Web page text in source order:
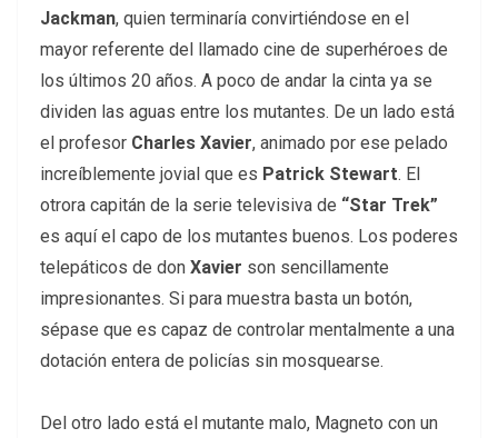
Jackman, quien terminaría convirtiéndose en el
mayor referente del llamado cine de superhéroes de
los últimos 20 años. A poco de andar la cinta ya se
dividen las aguas entre los mutantes. De un lado está
el profesor Charles Xavier, animado por ese pelado
increíblemente jovial que es Patrick Stewart. El
otrora capitán de la serie televisiva de “Star Trek”
es aquí el capo de los mutantes buenos. Los poderes
telepáticos de don Xavier son sencillamente
impresionantes. Si para muestra basta un botón,
sépase que es capaz de controlar mentalmente a una
dotación entera de policías sin mosquearse.
Del otro lado está el mutante malo, Magneto con un